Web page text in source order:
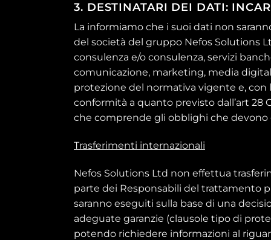
3. DESTINATARI DEI DATI:
La informiamo che i suoi dati non
del società del gruppo Nefos Solutions
consulenza e/o consulenza, servizi
comunicazione, marketing, media
protezione del normativa vigente e,
conformità a quanto previsto dall’art 28
che comprende gli obblighi che
Trasferimenti internazionali
Nefos Solutions Ltd non effettua
parte dei Responsabili del trattamento
saranno eseguiti sulla base di una
adeguate garanzie (clausole tipo di
potendo richiedere informazioni al